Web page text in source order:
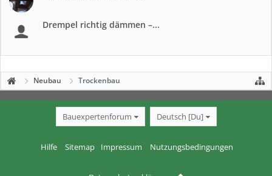
Drempel richtig dämmen –...
Neubau Trockenbau
Bauexpertenforum Deutsch [Du]
Hilfe Sitemap Impressum Nutzungsbedingungen